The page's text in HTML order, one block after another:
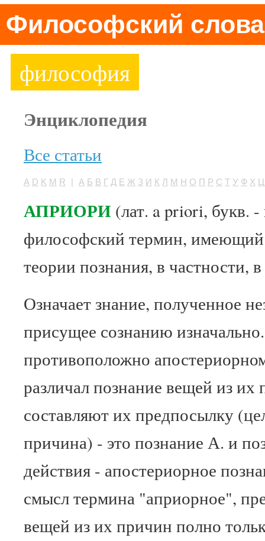
Философский
философия
Энциклопедия
Все статьи
A D K M R | А Б В Г Д Е Ж З И К Л М Н О П Р С Т У Ф Х Ц
АПРИОРИ (лат. a priori, букв.
философский термин, имеющий
теории познания, в частности,
Означает знание, полученное
присущее сознанию
противоположно
различал познание вещей из их
составляют их предпосылку
причина) - это познание А. и
действия - апостериорное
смысл термина "априорное",
вещей из их причин полно